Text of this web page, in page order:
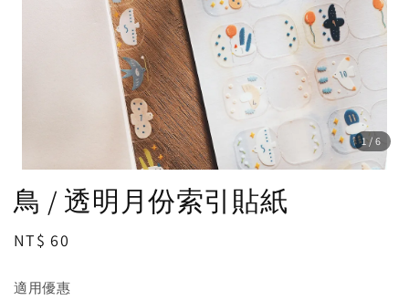
1/6
鳥 / 透明月份索引貼紙
Regular
NT$ 60
適用優惠